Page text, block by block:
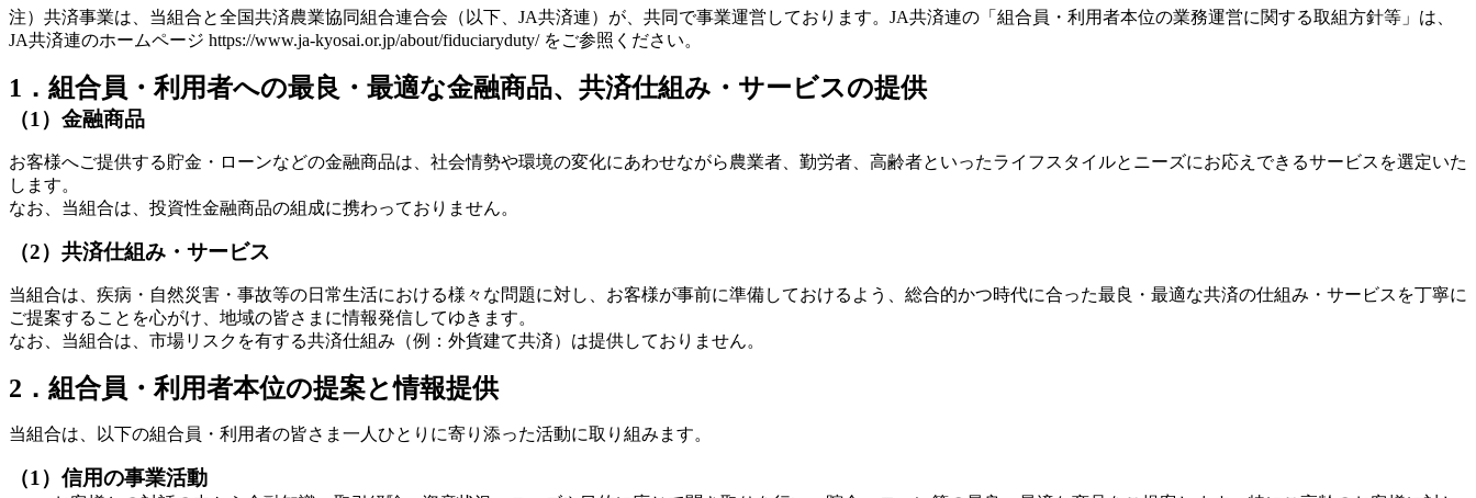
注）共済事業は、当組合と全国共済農業協同組合連合会（以下、JA共済連）が、共同で事業運営しております。JA共済連の「組合員・利用者本位の業務運営に関する取組方針等」は、
JA共済連のホームページ https://www.ja-kyosai.or.jp/about/fiduciaryduty/ をご参照ください。
1．組合員・利用者への最良・最適な金融商品、共済仕組み・サービスの提供
（1）金融商品
お客様へご提供する貯金・ローンなどの金融商品は、社会情勢や環境の変化にあわせながら農業者、勤労者、高齢者といったライフスタイルとニーズにお応えできるサービスを選定いた
します。
なお、当組合は、投資性金融商品の組成に携わっておりません。
（2）共済仕組み・サービス
当組合は、疾病・自然災害・事故等の日常生活における様々な問題に対し、お客様が事前に準備しておけるよう、総合的かつ時代に合った最良・最適な共済の仕組み・サービスを丁寧に
ご提案することを心がけ、地域の皆さまに情報発信してゆきます。
なお、当組合は、市場リスクを有する共済仕組み（例：外貨建て共済）は提供しておりません。
2．組合員・利用者本位の提案と情報提供
当組合は、以下の組合員・利用者の皆さま一人ひとりに寄り添った活動に取り組みます。
（1）信用の事業活動